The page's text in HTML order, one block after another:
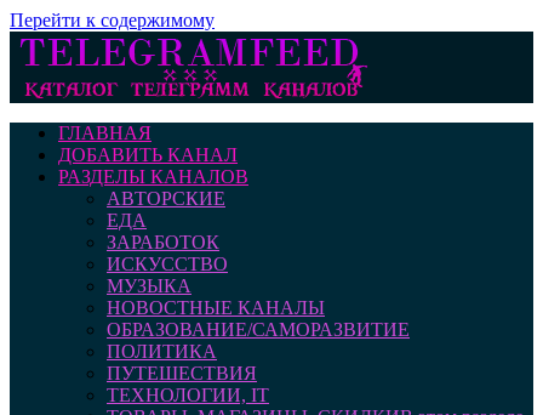
Перейти к содержимому
ГЛАВНАЯ
ДОБАВИТЬ КАНАЛ
РАЗДЕЛЫ КАНАЛОВ
АВТОРСКИЕ
ЕДА
ЗАРАБОТОК
ИСКУССТВО
МУЗЫКА
НОВОСТНЫЕ КАНАЛЫ
ОБРАЗОВАНИЕ/САМОРАЗВИТИЕ
ПОЛИТИКА
ПУТЕШЕСТВИЯ
ТЕХНОЛОГИИ, IT